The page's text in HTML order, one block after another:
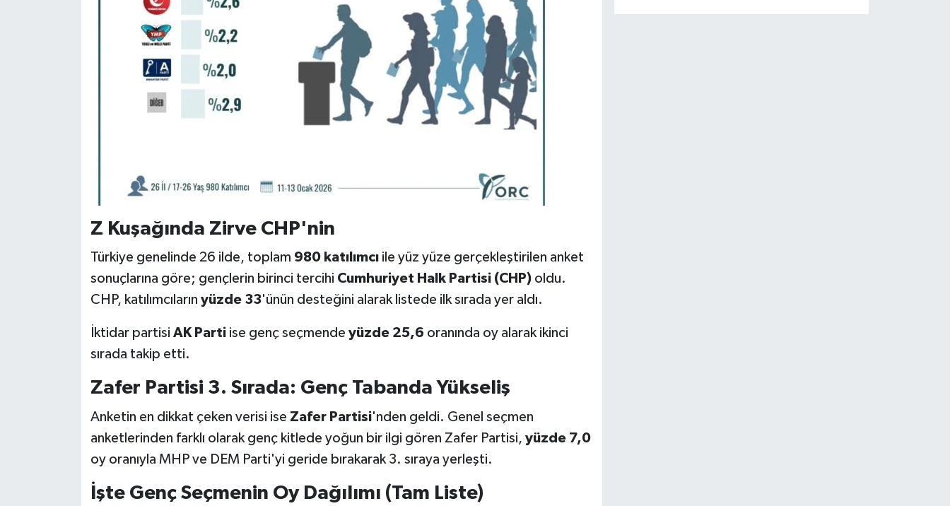
Z Kuşağında Zirve CHP'nin
Türkiye genelinde 26 ilde, toplam 980 katılımcıile yüz yüze gerçekleştirilen anket
sonuçlarına göre; gençlerin birinci tercihi Cumhuriyet Halk Partisi (CHP)oldu.
CHP, katılımcıların yüzde 33'ünün desteğini alarak listede ilk sırada yer aldı.
İktidar partisi AK Partiise genç seçmende yüzde 25,6 oranında oy alarak ikinci
sırada takip etti.
Zafer Partisi 3. Sırada: Genç Tabanda Yükseliş
Anketin en dikkat çeken verisi ise Zafer Partisi'nden geldi. Genel seçmen
anketlerinden farklı olarak genç kitlede yoğun bir ilgi gören Zafer Partisi, yüzde 7,0
oy oranıyla MHP ve DEM Parti'yi geride bırakarak 3. sıraya yerleşti.
İşte Genç Seçmenin Oy Dağılımı (Tam Liste)